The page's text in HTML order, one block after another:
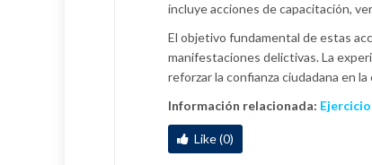
incluye acciones de capacitación,
El objetivo fundamental de estas
manifestaciones delictivas. La
reforzar la confianza ciudadana en
Información relacionada:
Like (0)